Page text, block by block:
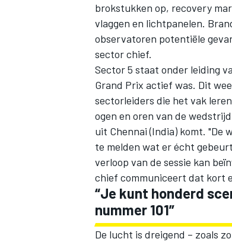
brokstukken op, recovery
vlaggen en lichtpanelen.
observatoren potentiële
sector chief.
Sector 5 staat onder leiding
Grand Prix actief was. Dit
sectorleiders die het vak
ogen en oren van de
uit Chennai (India) komt. "De
te melden wat er écht
verloop van de sessie kan
chief communiceert dat kort
“Je kunt honderd
nummer 101”
De lucht is dreigend – zoals